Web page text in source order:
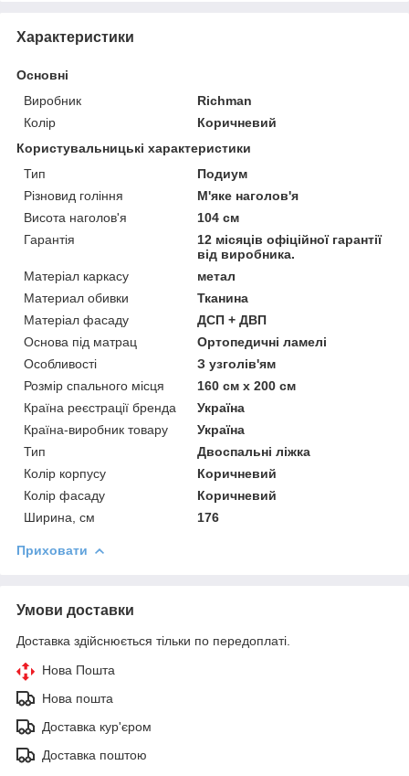
Характеристики
Основні
Виробник
Richman
Колір
Коричневий
Користувальницькі характеристики
Тип
Подиум
Різновид гоління
М'яке наголов'я
Висота наголов'я
104 см
Гарантія
12 місяців офіційної гарантії
від виробника.
Матеріал каркасу
метал
Материал обивки
Тканина
Матеріал фасаду
ДСП + ДВП
Основа під матрац
Ортопедичні ламелі
Особливості
З узголів'ям
Розмір спального місця
160 см х 200 см
Країна реєстрації бренда
Україна
Країна-виробник товару
Україна
Тип
Двоспальні ліжка
Колір корпусу
Коричневий
Колір фасаду
Коричневий
Ширина, см
176
Приховати
Умови доставки
Доставка здійснюється тільки по передоплаті.
Нова Пошта
Нова пошта
Доставка кур'єром
Доставка поштою